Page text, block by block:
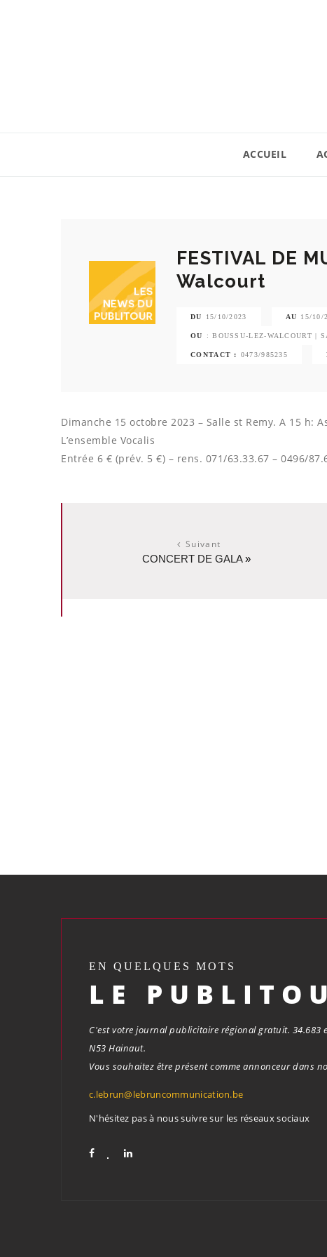
ACCUEIL
FESTIVAL DE
Walcourt
DU 15/10/2023 AU 15/10/
OU : BOUSSU-LEZ-WALCOURT |
CONTACT : 0473/985235
Dimanche 15 octobre 2023 – Salle st Remy. A 15 h:
L’ensemble Vocalis
Entrée 6 € (prév. 5 €) – rens. 071/63.33.67 – 0496/
Suivant
CONCERT DE GALA»
EN QUELQUES MOTS
LE
C'est votre journal publicitaire régional gratuit. 34.683
N53 Hainaut.
Vous souhaitez être présent comme annonceur dans
c.lebrun@lebruncommunication.be
N'hésitez pas à nous suivre sur les réseaux sociaux